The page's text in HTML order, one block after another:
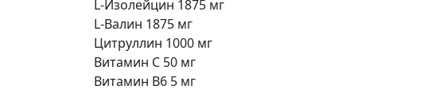
L-Изолейцин 1875 мг
L-Валин 1875 мг
Цитруллин 1000 мг
Витамин С 50 мг
Витамин В6 5 мг